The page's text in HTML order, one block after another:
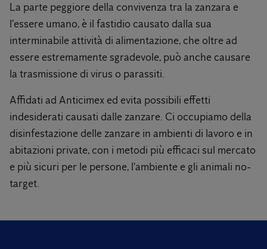
La parte peggiore della convivenza tra la zanzara e
l'essere umano, è il fastidio causato dalla sua
interminabile attività di alimentazione, che oltre ad
essere estremamente sgradevole, può anche causare
la trasmissione di virus o parassiti.
Affidati ad Anticimex ed evita possibili effetti
indesiderati causati dalle zanzare. Ci occupiamo della
disinfestazione delle zanzare in ambienti di lavoro e in
abitazioni private, con i metodi più efficaci sul mercato
e più sicuri per le persone, l'ambiente e gli animali no-
target.